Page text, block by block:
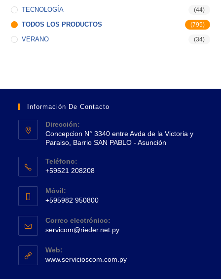
TECNOLOGÍA (44)
TODOS LOS PRODUCTOS (795)
VERANO (34)
Información De Contacto
Dirección:
Concepcion N° 3340 entre Avda de la Victoria y
Paraiso, Barrio SAN PABLO - Asunción
abre
una
nueva
Teléfono:
+59521 208208
abre
en
tu
aplicación
Móvil:
+595982 950800
abre
en
tu
aplicación
Correo electrónico:
servicom@rieder.net.pySe
aplicación
Web:
www.servicioscom.com.pySe